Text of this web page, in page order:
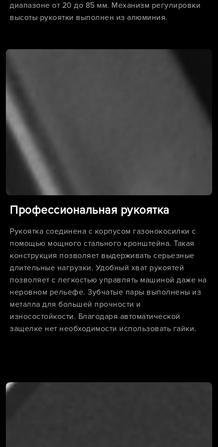
диапазоне от 20 до 85 мм. Механизм регулировки
высоты рукоятки выполнен из алюминия.
Профессиональная рукоятка
Рукоятка соединена с корпусом газонокосилки с
помощью мощного стального кронштейна. Такая
конструкция позволяет выдерживать серьезные
длительные нагрузки. Удобный хват рукоятей
позволяет с легкостью управлять машиной даже на
неровном рельефе. Зубчатые пары выполнены из
металла для большей прочности и
износостойкости. Благодаря автоматической
защелке нет необходимости использовать гайки.